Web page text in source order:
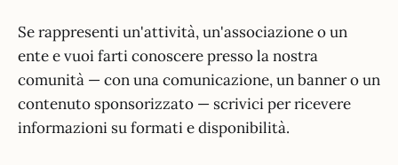
Se rappresenti un'attività, un'associazione o un
ente e vuoi farti conoscere presso la nostra
comunità — con una comunicazione, un banner o un
contenuto sponsorizzato — scrivici per ricevere
informazioni su formati e disponibilità.